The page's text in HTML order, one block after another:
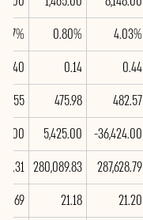
4.03%
0.80%
0.44
0.14
0.40
482.57
475.98
-36,424.00
5,425.00
287,628.79
280,089.83
21.20
21.18
21.69